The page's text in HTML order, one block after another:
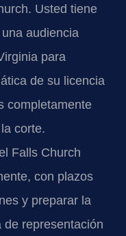
Usted tiene
audiencia
para
de su licencia
completamente
corte.
Falls Church
con plazos
y preparar la
representación